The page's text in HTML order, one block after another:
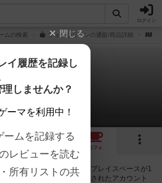
ログイン
ムの検索 フォッシリアンの通販/商品詳細 作
ッシリアン
フェ/スペースが提供中
1
カフェ
きるボードゲームカフェ・プレイスペースが1
フィールの都道府県が設定されたアカウント
閉じる
イ履歴を記録し
しませんか？
ーマを利用中！
ームを記録する
レビューを読む
所有リストの共